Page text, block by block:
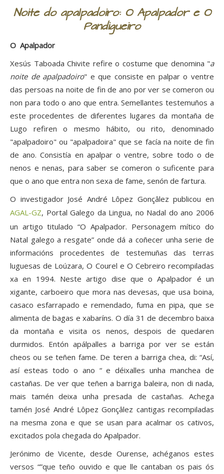
Noite do apalpadoiro: O Apalpador e O
Pandigueiro
O Apalpador
Xesús Taboada Chivite refire o costume que denomina "a
noite de apalpadoiro" e que consiste en palpar o ventre
das persoas na noite de fin de ano por ver se comeron ou
non para todo o ano que entra. Semellantes testemuños a
este procedentes de diferentes lugares da montaña de
Lugo refiren o mesmo hábito, ou rito, denominado
"apalpadoiro" ou "apalpadoira" que se facía na noite de fin
de ano. Consistía en apalpar o ventre, sobre todo o de
nenos e nenas, para saber se comeron o suficente para
que o ano que entra non sexa de fame, senón de fartura.
O investigador José André Lôpez Gonçâlez publicou en
AGAL-GZ, Portal Galego da Lingua, no Nadal do ano 2006
un artigo titulado “O Apalpador. Personagem mítico do
Natal galego a resgate” onde dá a coñecer unha serie de
informacións procedentes de testemuñas das terras
luguesas de Loúzara, O Courel e O Cebreiro recompiladas
xa en 1994. Neste artigo dise que o Apalpador é un
xigante, carboeiro que mora nas devesas, que usa boina,
casaco esfarrapado e remendado, fuma en pipa, que se
alimenta de bagas e xabaríns. O día 31 de decembro baixa
da montaña e visita os nenos, despois de quedaren
durmidos. Entón apálpalles a barriga por ver se están
cheos ou se teñen fame. De teren a barriga chea, di: “Así,
así esteas todo o ano “ e déixalles unha manchea de
castañas. De ver que teñen a barriga baleira, non di nada,
mais tamén deixa unha presada de castañas. Achega
tamén José André Lôpez Gonçâlez cantigas recompiladas
na mesma zona e que se usan para acalmar os cativos,
excitados pola chegada do Apalpador.
Jerónimo de Vicente, desde Ourense, achéganos estes
versos “”que teño ouvido e que lle cantaban os pais ós